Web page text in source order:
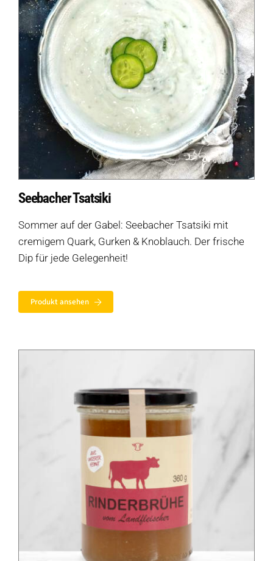
Seebacher Tsatsiki
Sommer auf der Gabel: Seebacher Tsatsiki mit
cremigem Quark, Gurken & Knoblauch. Der frische
Dip für jede Gelegenheit!
Produkt ansehen